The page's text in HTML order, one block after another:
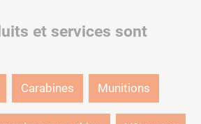
et services sont
Carabines Munitions